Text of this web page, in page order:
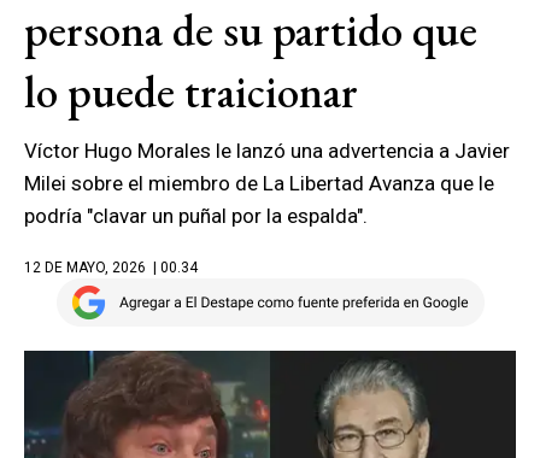
persona de su partido que
lo puede traicionar
Víctor Hugo Morales le lanzó una advertencia a Javier
Milei sobre el miembro de La Libertad Avanza que le
podría "clavar un puñal por la espalda".
12 DE MAYO, 2026 | 00.34